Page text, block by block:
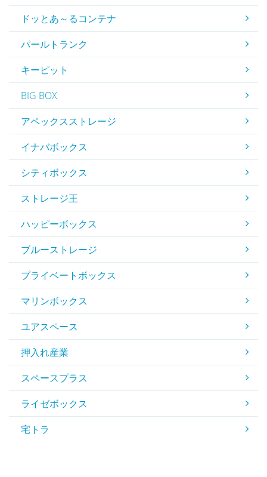
ドッとあ～るコンテナ
パールトランク
キーピット
BIG BOX
アペックスストレージ
イナバボックス
シティボックス
ストレージ王
ハッピーボックス
ブルーストレージ
プライベートボックス
マリンボックス
ユアスペース
押入れ産業
スペースプラス
ライゼボックス
宅トラ